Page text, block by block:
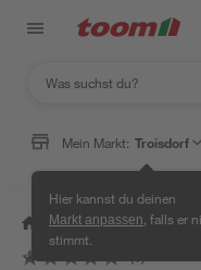
Mein Markt: Troisdorf
Hier kannst du deinen
Markt anpassen , falls er
stimmt.
/ Bauen & Renovieren /